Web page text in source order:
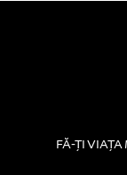
FĂ-ȚI VIAȚA